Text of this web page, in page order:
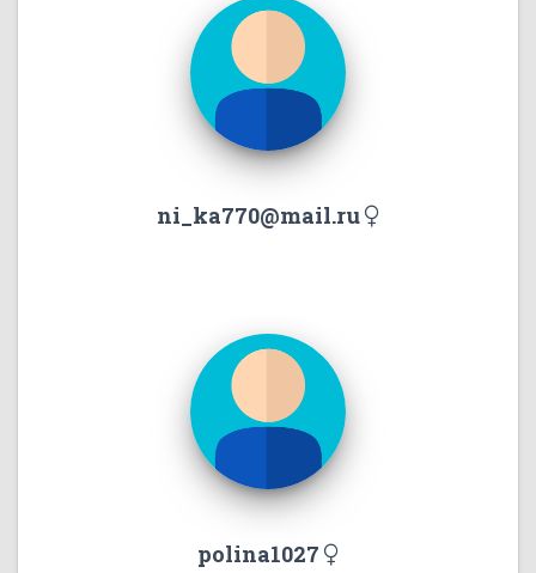
ni_ka770@mail.ru
polina1027